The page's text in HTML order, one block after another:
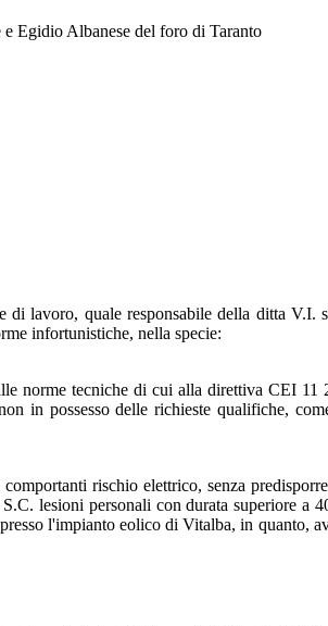
Egidio Albanese del foro di Taranto
lavoro, quale responsabile della ditta V.I.
infortunistiche, nella specie:
norme tecniche di cui alla direttiva CEI
in possesso delle richieste qualifiche,
rischio elettrico, senza
lesioni personali con durata superiore a
l'impianto eolico di Vitalba, in quanto,